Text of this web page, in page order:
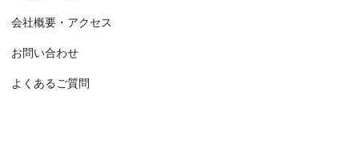
会社概要・アクセス
お問い合わせ
よくあるご質問